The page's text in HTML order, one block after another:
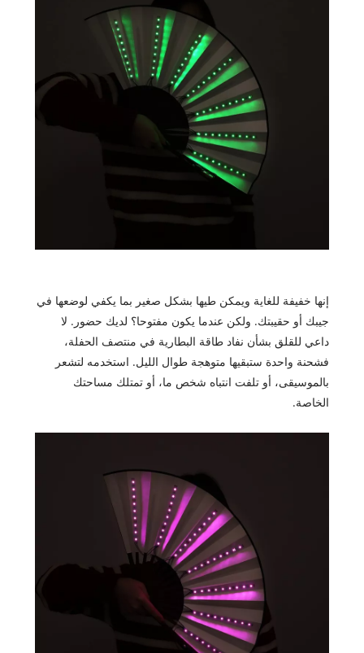
إنها خفيفة للغاية ويمكن طيها بشكل صغير بما يكفي لوضعها في
جيبك أو حقيبتك. ولكن عندما يكون مفتوحا؟ لديك حضور. لا
داعي للقلق بشأن نفاد طاقة البطارية في منتصف الحفلة،
فشحنة واحدة ستبقيها متوهجة طوال الليل. استخدمه لتشعر
بالموسيقى، أو تلفت انتباه شخص ما، أو تمتلك مساحتك
الخاصة.